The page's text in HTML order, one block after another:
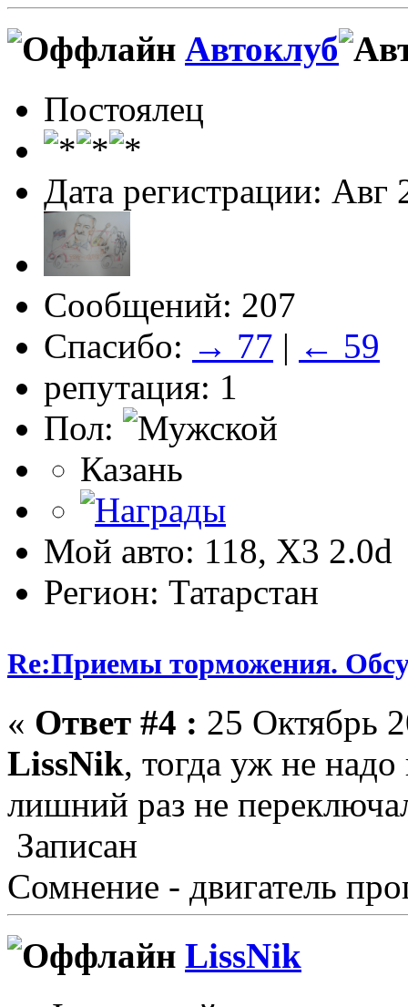
Автоклуб
Постоялец
Дата регистрации: Авг
Сообщений: 207
Спасибо: → 77 | ← 59
репутация: 1
Пол:
Казань
Мой авто: 118, Х3 2.0d
Регион: Татарстан
Re:Приемы торможения.
« Ответ #4 : 25 Октябрь
LissNik, тогда уж не
лишний раз не
Записан
Сомнение - двигатель
LissNik